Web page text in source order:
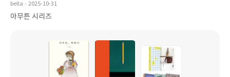
bella 2025-10-31
아무튼 시리즈